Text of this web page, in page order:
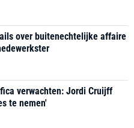
over buitenechtelijke affaire
verwachten: Jordi Cruijff
te nemen'